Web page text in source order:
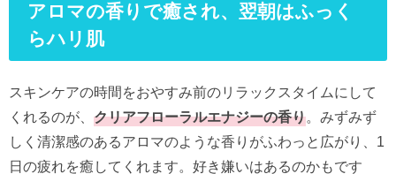
アロマの香りで癒され、翌朝はふっく
らハリ肌
スキンケアの時間をおやすみ前のリラックスタイムにして
くれるのが、 クリアフローラルエナジーの香り
みずみず
しく清潔感のあるアロマのような香りがふわっと広がり、 1
日の疲れを癒してくれます。好き嫌いはあるのかもです